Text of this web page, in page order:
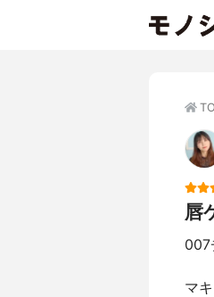
唇
007
マ